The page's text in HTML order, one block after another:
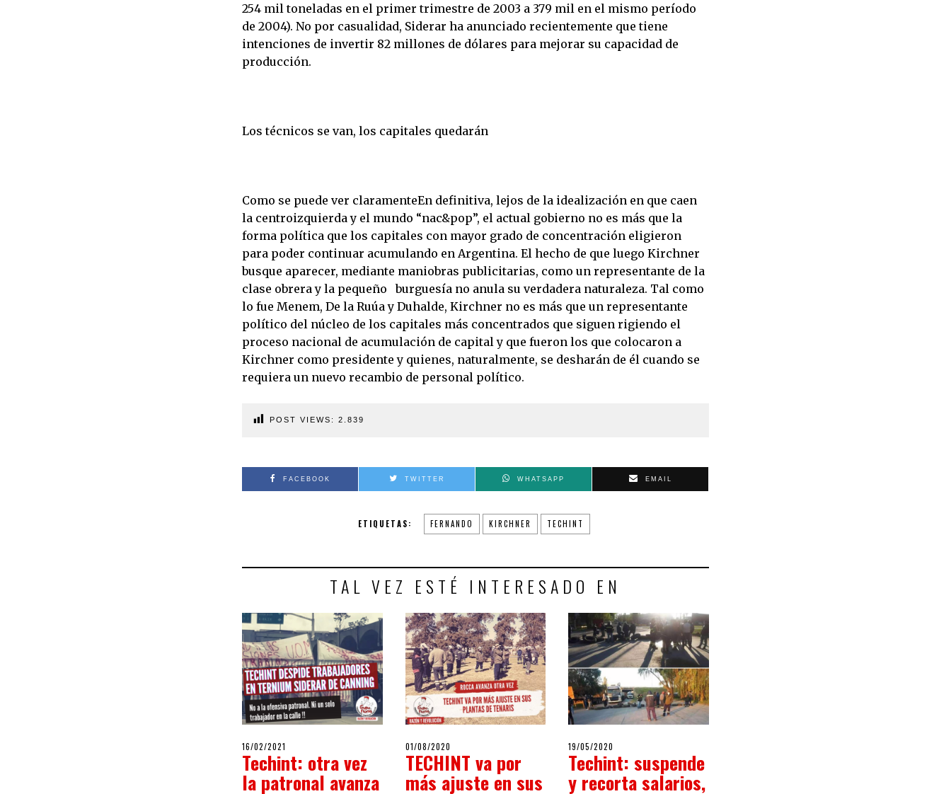
254 mil toneladas en el primer trimestre de 2003 a 379 mil en el mismo período
de 2004). No por casualidad, Siderar ha anunciado recientemente que tiene
intenciones de invertir 82 millones de dólares para mejorar su capacidad de
producción.
Los técnicos se van, los capitales quedarán
Como se puede ver claramenteEn definitiva, lejos de la idealización en que caen
la centroizquierda y el mundo “nac&pop”, el actual gobierno no es más que la
forma política que los capitales con mayor grado de concentración eligieron
para poder continuar acumulando en Argentina. El hecho de que luego Kirchner
busque aparecer, mediante maniobras publicitarias, como un representante de la
clase obrera y la pequeño burguesía no anula su verdadera naturaleza. Tal como
lo fue Menem, De la Ruúa y Duhalde, Kirchner no es más que un representante
político del núcleo de los capitales más concentrados que siguen rigiendo el
proceso nacional de acumulación de capital y que fueron los que colocaron a
Kirchner como presidente y quienes, naturalmente, se desharán de él cuando se
requiera un nuevo recambio de personal político.
POST VIEWS: 2.839
FACEBOOK TWITTER WHATSAPP EMAIL
ETIQUETAS: FERNANDO KIRCHNER TECHINT
TAL VEZ ESTÉ INTERESADO EN
POSTED
ON
16/02/2021
Techint: otra vez
la patronal avanza
POSTED
ON
01/08/2020
TECHINT va por
más ajuste en sus
POSTED
ON
19/05/2020
Techint: suspende
y recorta salarios,